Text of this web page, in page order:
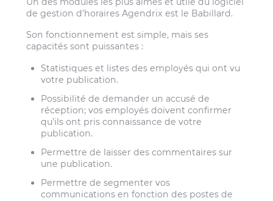
de gestion d’horaires Agendrix est le Babillard.
Son fonctionnement est simple, mais ses
capacités sont puissantes :
Statistiques et listes des employés qui ont vu
votre publication.
Possibilité de demander un accusé de
réception; vos employés doivent confirmer
qu’ils ont pris connaissance de votre
publication.
Permettre de laisser des commentaires sur
une publication.
Permettre de segmenter vos
communications en fonction des postes de